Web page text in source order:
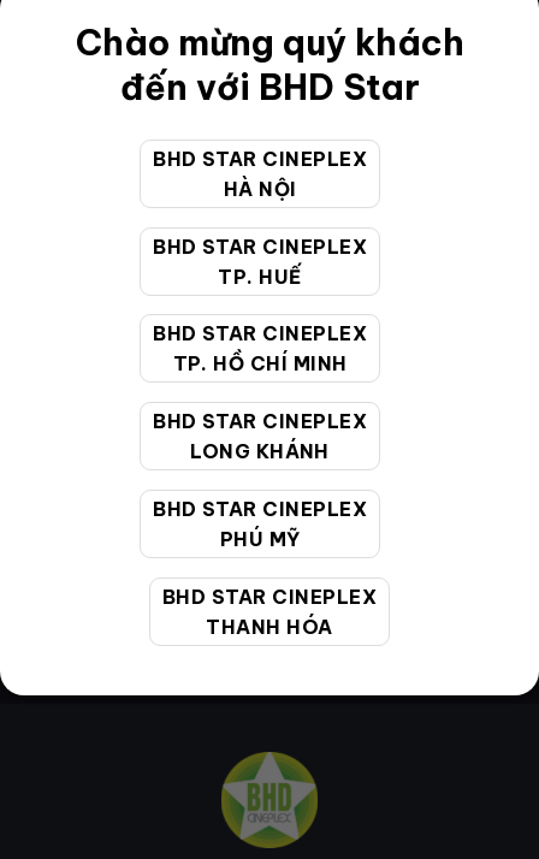
Chào mừng quý khách
đến với BHD Star
BHD STAR CINEPLEX
HÀ NỘI
BHD STAR CINEPLEX
TP. HUẾ
BHD STAR CINEPLEX
TP. HỒ CHÍ MINH
BHD STAR CINEPLEX
LONG KHÁNH
BHD STAR CINEPLEX
PHÚ MỸ
BHD STAR CINEPLEX
THANH HÓA
Điều khoản
Hướng dẫn đặt vé trực tuyến
Quy định và chính sách chung
Chính sách bảo vệ thông tin cá nhân của người tiêu
CHĂM SÓC KHÁCH HÀNG
19002099
Giờ làm việc: 9:00 - 22:00 (Tất cả các ngày bao
cskh@bhdstar.vn